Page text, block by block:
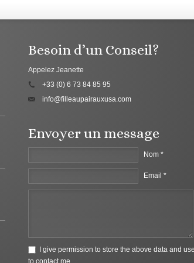
Besoin d’un Conseil?
Appelez Jeanette
+33 (0) 6 73 84 85 95
info@filleaupairauxusa.com
Envoyer un message
Nom *
Email *
I give permission to store the above data and
to contact me.